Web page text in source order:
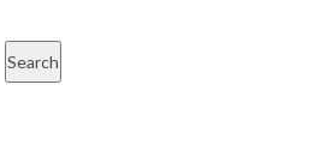
Search